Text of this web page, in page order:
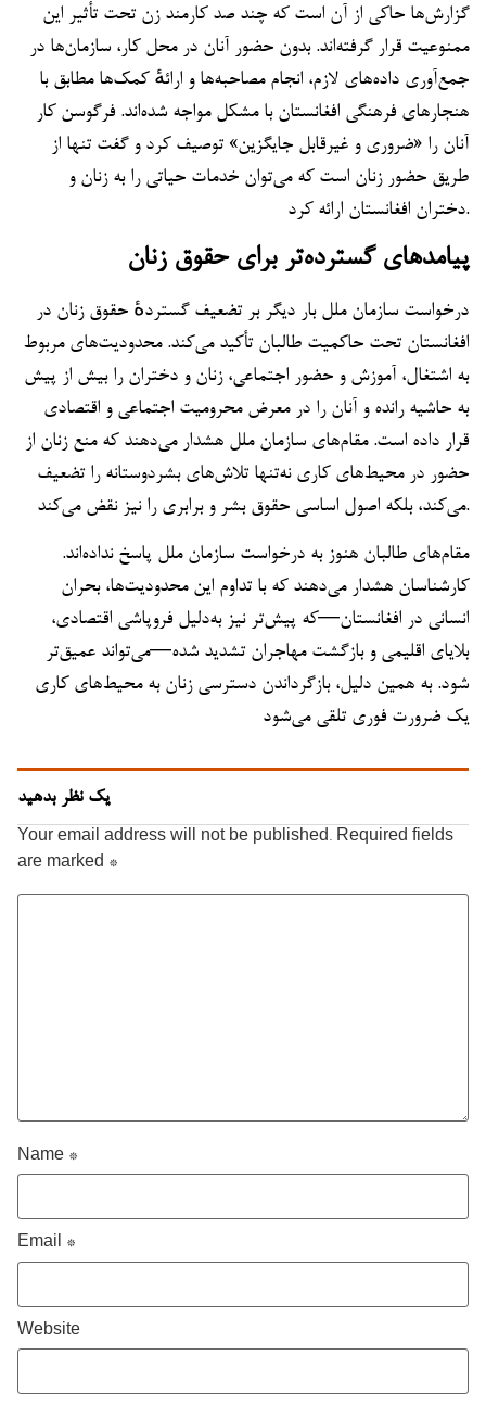
گزارش‌ها حاکی از آن است که چند صد کارمند زن تحت تأثیر این
ممنوعیت قرار گرفته‌اند. بدون حضور آنان در محل کار، سازمان‌ها در
جمع‌آوری داده‌های لازم، انجام مصاحبه‌ها و ارائهٔ کمک‌ها مطابق با
هنجارهای فرهنگی افغانستان با مشکل مواجه شده‌اند. فرگوسن کار
آنان را «ضروری و غیرقابل جایگزین» توصیف کرد و گفت تنها از
طریق حضور زنان است که می‌توان خدمات حیاتی را به زنان و
دختران افغانستان ارائه کرد.
پیامدهای گسترده‌تر برای حقوق زنان
درخواست سازمان ملل بار دیگر بر تضعیف گستردهٔ حقوق زنان در
افغانستان تحت حاکمیت طالبان تأکید می‌کند. محدودیت‌های مربوط
به اشتغال، آموزش و حضور اجتماعی، زنان و دختران را بیش از پیش
به حاشیه رانده و آنان را در معرض محرومیت اجتماعی و اقتصادی
قرار داده است. مقام‌های سازمان ملل هشدار می‌دهند که منع زنان از
حضور در محیط‌های کاری نه‌تنها تلاش‌های بشردوستانه را تضعیف
می‌کند، بلکه اصول اساسی حقوق بشر و برابری را نیز نقض می‌کند.
مقام‌های طالبان هنوز به درخواست سازمان ملل پاسخ نداده‌اند.
کارشناسان هشدار می‌دهند که با تداوم این محدودیت‌ها، بحران
انسانی در افغانستان—که پیش‌تر نیز به‌دلیل فروپاشی اقتصادی،
بلایای اقلیمی و بازگشت مهاجران تشدید شده—می‌تواند عمیق‌تر
شود. به همین دلیل، بازگرداندن دسترسی زنان به محیط‌های کاری
یک ضرورت فوری تلقی می‌شود
یک نظر بدهید
Your email address will not be published. Required fields
are marked *
Name *
Email *
Website